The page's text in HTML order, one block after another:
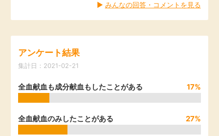
無料
即日還元
クレジットカード
暮らし
学び
▶︎ みんなの回答・コメントを見る
アンケート結果
集計日：2021-02-21
全血献血も成分献血もしたことがある 17%
全血献血のみしたことがある 27%